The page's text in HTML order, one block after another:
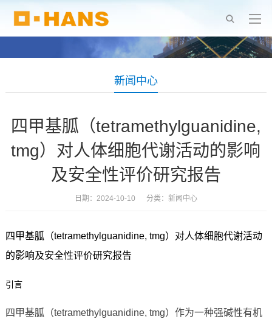
新闻中心
四甲基胍（tetramethylguanidine,
tmg）对人体细胞代谢活动的影响
及安全性评价研究报告
日期：2024-10-10 分类： 新闻中心
四甲基胍（tetramethylguanidine, tmg）对人体细胞代谢活动
的影响及安全性评价研究报告
引言
四甲基胍（tetramethylguanidine, tmg）作为一种强碱性有机